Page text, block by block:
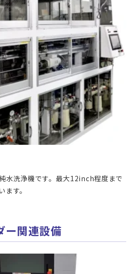
体洗浄を連続して実施し、リンス後
せます。
液晶セルやタッチパネル等の洗浄を
クサイズに対応しており、大型製
です。
水洗浄機です。最大12inch程度まで
す。
ー関連設備